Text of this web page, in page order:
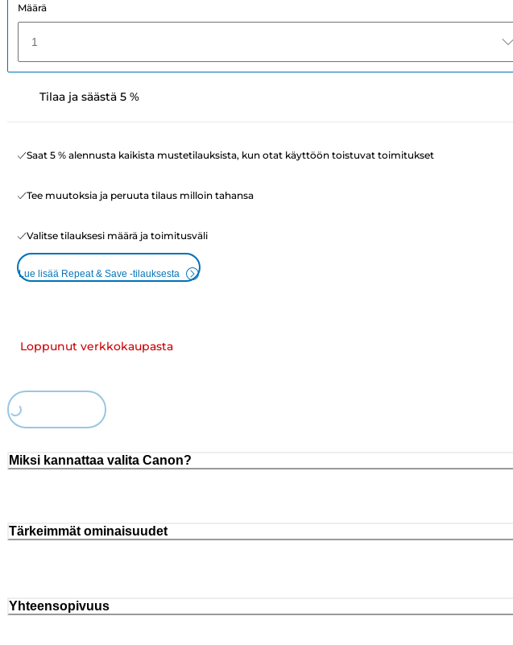
Määrä
1
Tilaa ja säästä 5 %
Saat 5 % alennusta kaikista mustetilauksista, kun otat käyttöön toistuvat toimitukset
Tee muutoksia ja peruuta tilaus milloin tahansa
Valitse tilauksesi määrä ja toimitusväli
Lue lisää Repeat & Save -tilauksesta
Loppunut verkkokaupasta
Loading...
Miksi kannattaa valita Canon?
Tärkeimmät ominaisuudet
Yhteensopivuus